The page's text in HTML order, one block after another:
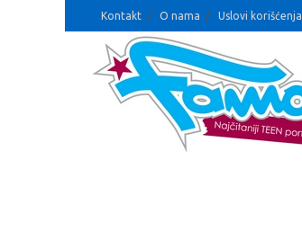
Kontakt O nama Uslovi korišćenja